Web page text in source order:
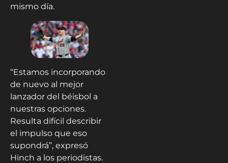
mismo día.
“Estamos incorporando
de nuevo al mejor
lanzador del béisbol a
nuestras opciones.
Resulta difícil describir
el impulso que eso
supondrá”, expresó
Hinch a los periodistas.